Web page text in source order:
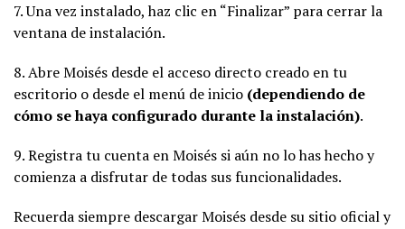
7. Una vez instalado, haz clic en “Finalizar” para cerrar la
ventana de instalación.
8. Abre Moisés desde el acceso directo creado en tu
escritorio o desde el menú de inicio (dependiendo de
cómo se haya configurado durante la instalación).
9. Registra tu cuenta en Moisés si aún no lo has hecho y
comienza a disfrutar de todas sus funcionalidades.
Recuerda siempre descargar Moisés desde su sitio oficial y